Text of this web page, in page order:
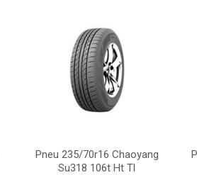
Pneu 235/70r16 Chaoyang
Su318 106t Ht Tl